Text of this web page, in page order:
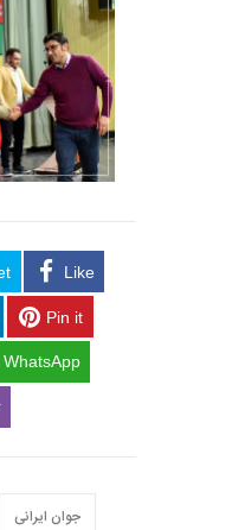
Like
Pin it
WhatsApp
جوان ایرانی